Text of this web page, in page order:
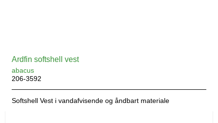
Ardfin softshell vest
abacus
206-3592
Softshell Vest i vandafvisende og åndbart materiale